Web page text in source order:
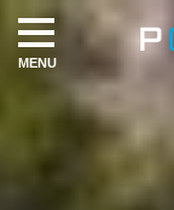
Navigation
menu